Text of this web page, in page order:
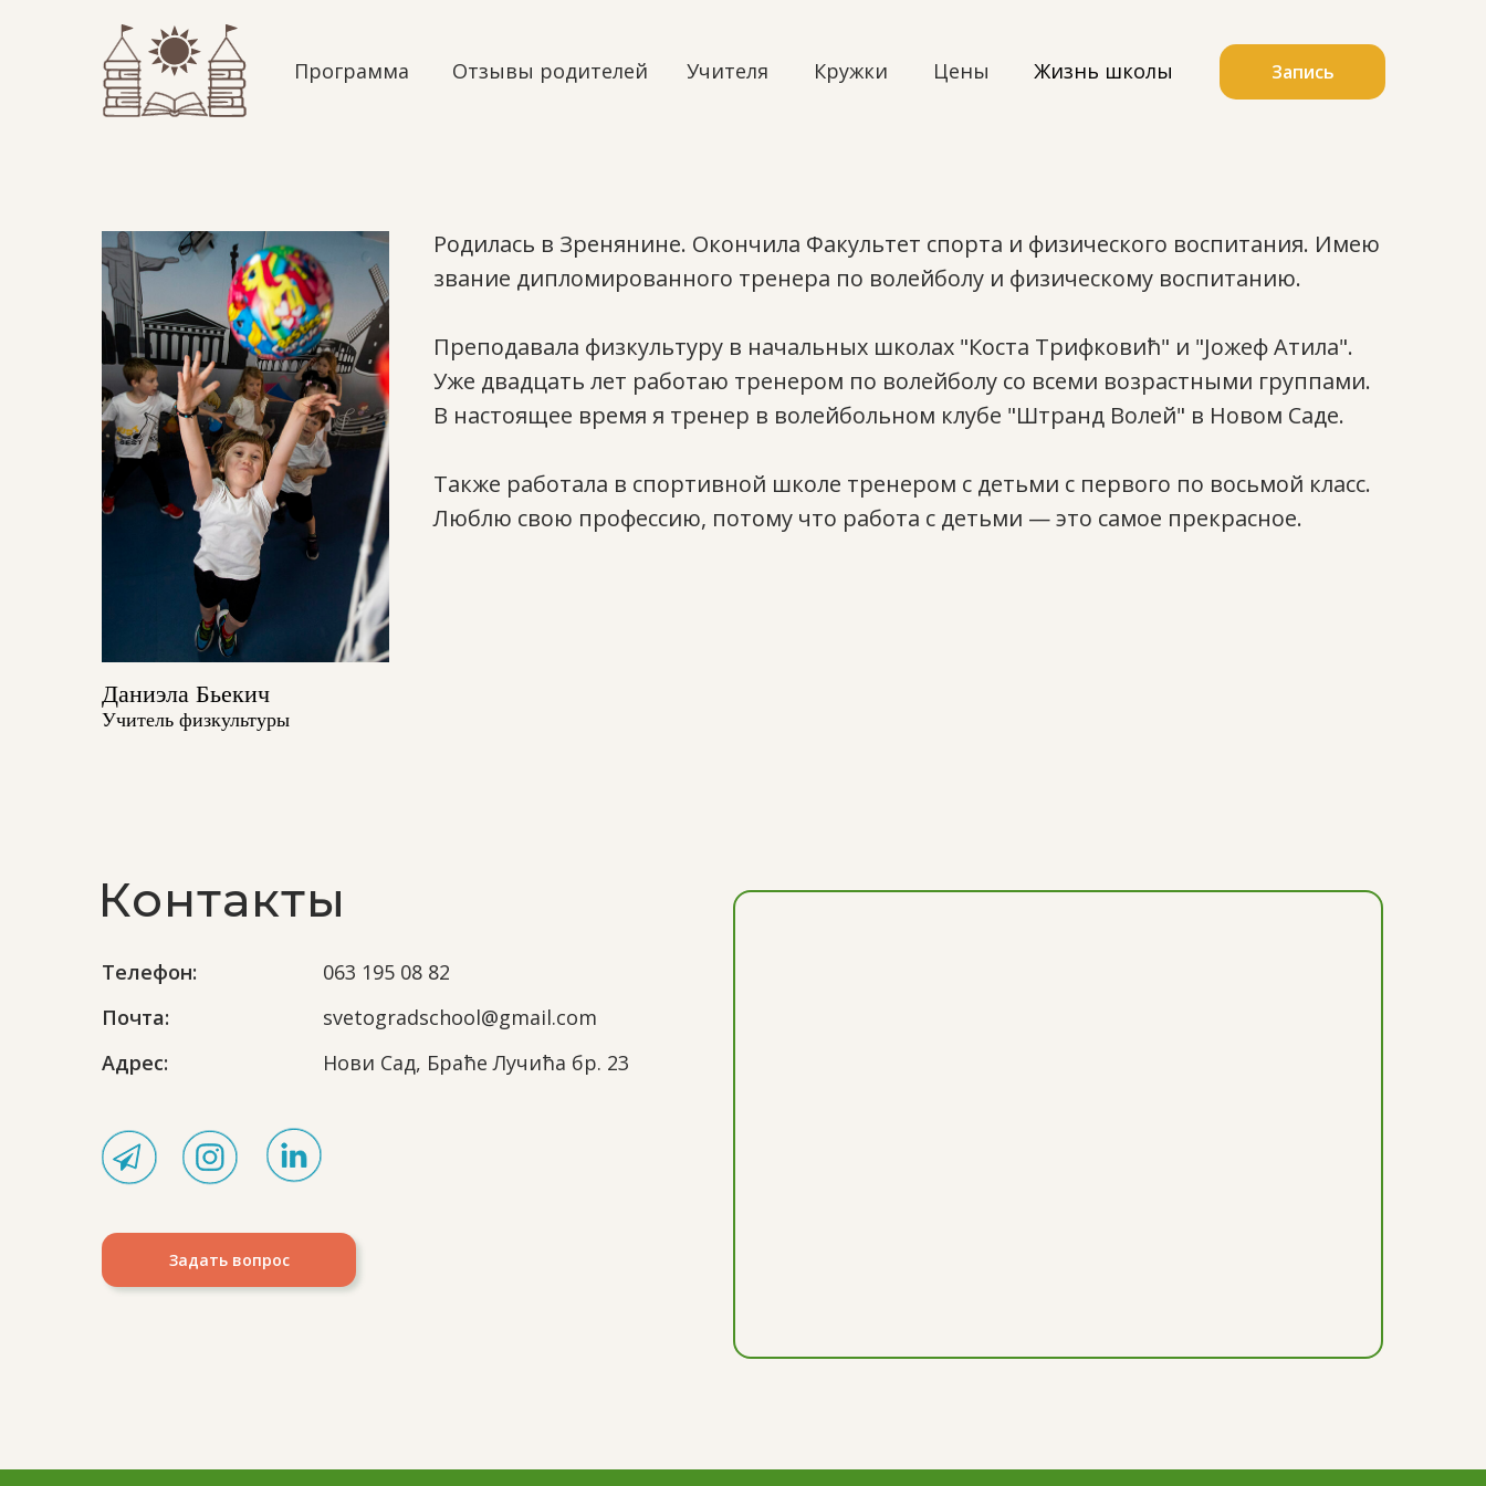
Запись
Жизнь школы
Программа Отзывы родителей Учителя Кружки Цены
Даниэла Бьекич
Учитель физкультуры
Родилась в Зренянине. Окончила Факультет спорта и физического воспитания. Имею
звание дипломированного тренера по волейболу и физическому воспитанию.
Преподавала физкультуру в начальных школах "Коста Трифковић" и "Јожеф Атила".
Уже двадцать лет работаю тренером по волейболу со всеми возрастными группами.
В настоящее время я тренер в волейбольном клубе "Штранд Волей" в Новом Саде.
Также работала в спортивной школе тренером с детьми с первого по восьмой класс.
Люблю свою профессию, потому что работа с детьми — это самое прекрасное.
Задать вопрос
svetogradschool@gmail.com
Почта:
Нови Сад, Браће Лучића бр. 23
Адрес:
063 195 08 82
Телефон:
Контакты